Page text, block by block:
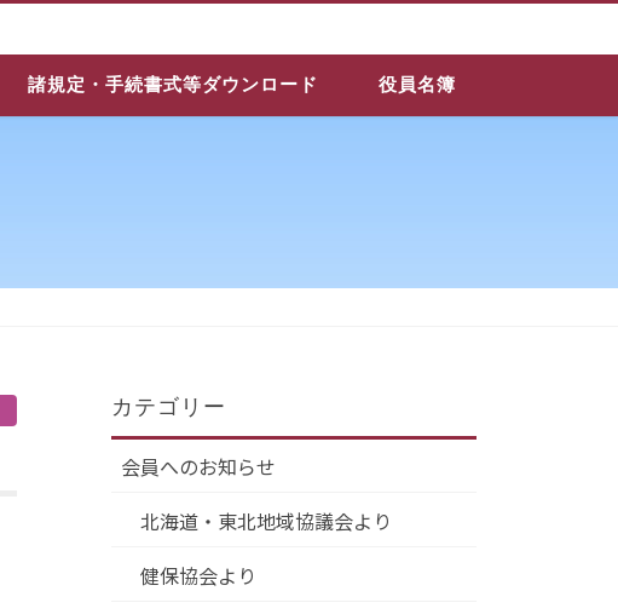
諸規定・手続書式等ダウンロード 役員名簿
カテゴリー
会員へのお知らせ
北海道・東北地域協議会より
健保協会より